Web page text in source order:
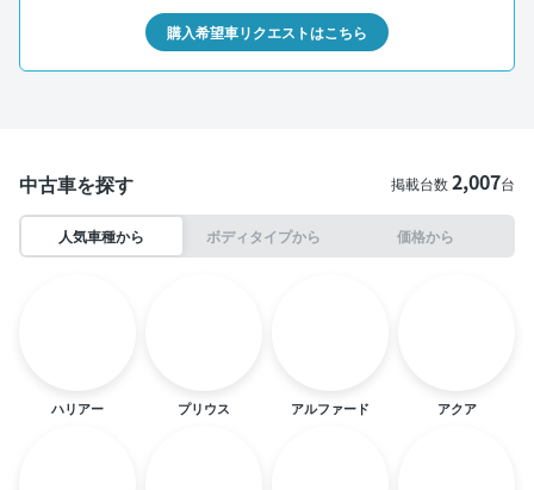
購入希望車リクエストはこちら
中古車を探す 掲載台数2,007台
人気車種から ボディタイプから 価格から
ハリアー プリウス アルファード アクア